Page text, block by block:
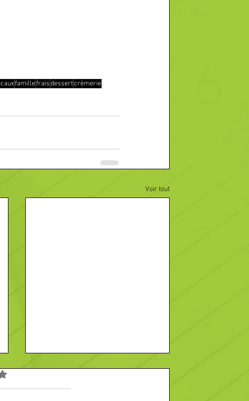
famillefraisdessertcrèmerie
Voir tout
sur 5.